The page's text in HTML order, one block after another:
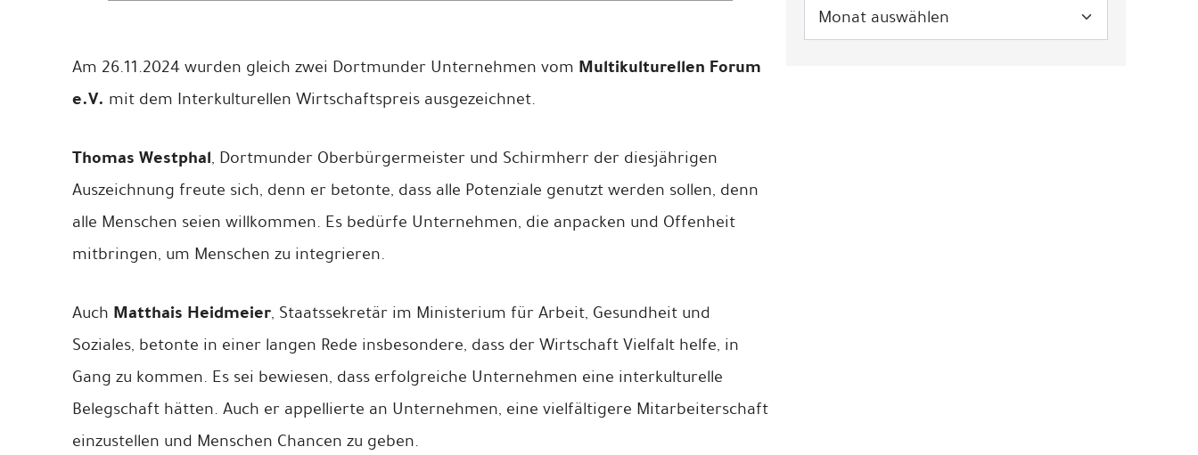
Am 26.11.2024 wurden gleich zwei Dortmunder Unternehmen vom Multikulturellen Forum
e.V. mit dem Interkulturellen Wirtschaftspreis ausgezeichnet.
Thomas Westphal, Dortmunder Oberbürgermeister und Schirmherr der diesjährigen
Auszeichnung freute sich, denn er betonte, dass alle Potenziale genutzt werden sollen, denn
alle Menschen seien willkommen. Es bedürfe Unternehmen, die anpacken und Offenheit
mitbringen, um Menschen zu integrieren.
Auch Matthais Heidmeier, Staatssekretär im Ministerium für Arbeit, Gesundheit und
Soziales, betonte in einer langen Rede insbesondere, dass der Wirtschaft Vielfalt helfe, in
Gang zu kommen. Es sei bewiesen, dass erfolgreiche Unternehmen eine interkulturelle
Belegschaft hätten. Auch er appellierte an Unternehmen, eine vielfältigere Mitarbeiterschaft
einzustellen und Menschen Chancen zu geben.